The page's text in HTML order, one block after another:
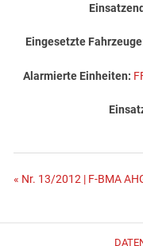
Eingesetzte
Alarmierte Einheiten:
« Nr. 13/2012 | F-BMA